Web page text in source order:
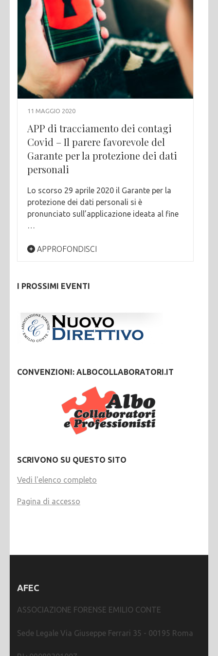
11 MAGGIO 2020
APP di tracciamento dei contagi
Covid – Il parere favorevole del
Garante per la protezione dei dati
personali
Lo scorso 29 aprile 2020 il Garante per la
protezione dei dati personali si è
pronunciato sull’applicazione ideata al fine
…
APPROFONDISCI
I PROSSIMI EVENTI
CONVENZIONI: ALBOCOLLABORATORI.IT
SCRIVONO SU QUESTO SITO
Vedi l'elenco completo
Pagina di accesso
AFEC
ASSOCIAZIONE FORENSE EMILIO CONTE
Sede Legale Via Giuseppe Ferrari 35 - 00195 Roma